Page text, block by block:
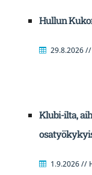
Hullun
29.8.2026 //
Klubi-ilta,
1.9.2026 //